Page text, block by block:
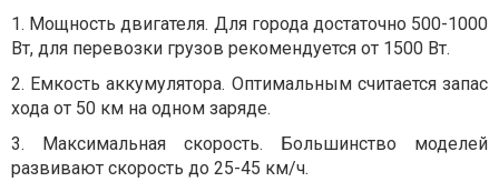
1. Мощность двигателя. Для города достаточно 500-1000
Вт, для перевозки грузов рекомендуется от 1500 Вт.
2. Емкость аккумулятора. Оптимальным считается запас
хода от 50 км на одном заряде.
3. Максимальная скорость. Большинство моделей
развивают скорость до 25-45 км/ч.